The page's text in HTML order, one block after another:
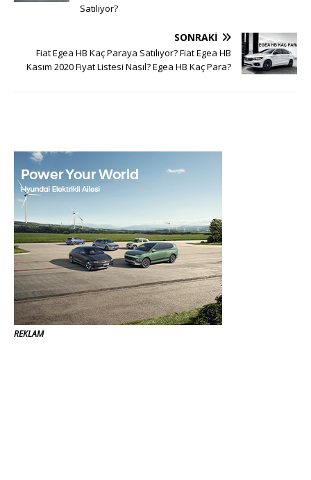
Satılıyor?
SONRAKI
Fiat Egea HB Kaç Paraya Satılıyor? Fiat Egea HB
Kasım 2020 Fiyat Listesi Nasıl? Egea HB Kaç Para?
REKLAM